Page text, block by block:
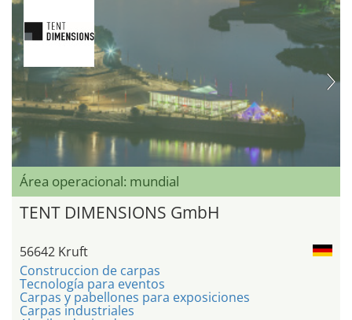
Área operacional: mundial
TENT DIMENSIONS GmbH
56642 Kruft
Construccion de carpas
Tecnología para eventos
Carpas y pabellones para exposiciones
Carpas industriales